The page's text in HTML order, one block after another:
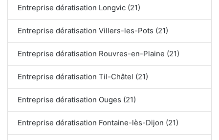
Entreprise dératisation Longvic (21)
Entreprise dératisation Villers-les-Pots (21)
Entreprise dératisation Rouvres-en-Plaine (21)
Entreprise dératisation Til-Châtel (21)
Entreprise dératisation Ouges (21)
Entreprise dératisation Fontaine-lès-Dijon (21)